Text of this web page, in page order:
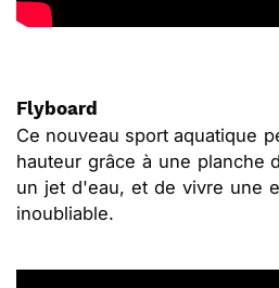
Flyboard
Ce nouveau sport aquatique
hauteur grâce à une planche
un jet d'eau, et de vivre une
inoubliable.